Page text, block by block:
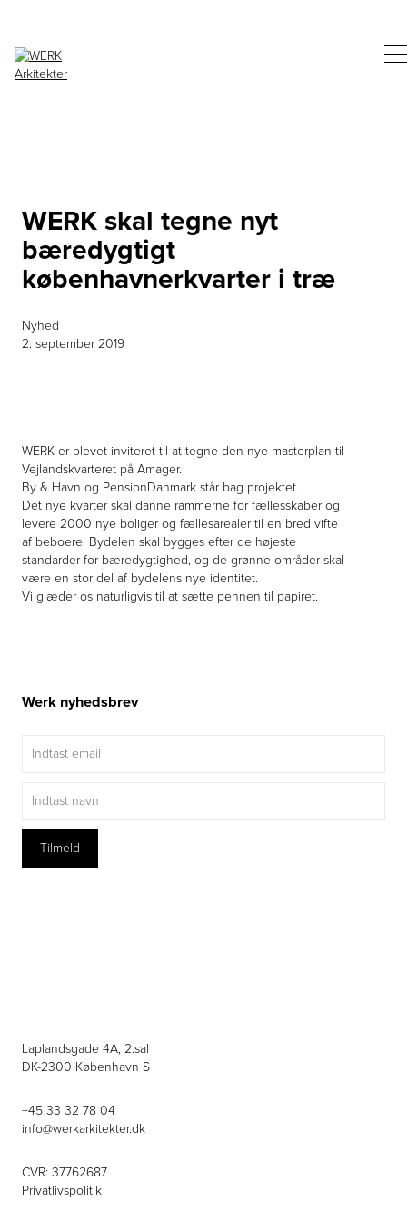
WERK skal tegne nyt
bæredygtigt
københavnerkvarter i træ
Nyhed
2. september 2019
WERK er blevet inviteret til at tegne den nye masterplan til
Vejlandskvarteret på Amager.
By & Havn og PensionDanmark står bag projektet.
Det nye kvarter skal danne rammerne for fællesskaber og
levere 2000 nye boliger og fællesarealer til en bred vifte
af beboere. Bydelen skal bygges efter de højeste
standarder for bæredygtighed, og de grønne områder skal
være en stor del af bydelens nye identitet.
Vi glæder os naturligvis til at sætte pennen til papiret.
Werk nyhedsbrev
Laplandsgade 4A, 2.sal
DK-2300 København S
+45 33 32 78 04
info@werkarkitekter.dk
CVR: 37762687
Privatlivspolitik